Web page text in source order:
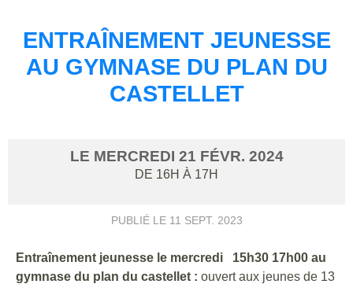
ENTRAÎNEMENT JEUNESSE
AU GYMNASE DU PLAN DU
CASTELLET
LE MERCREDI 21 FÉVR. 2024
DE 16H À 17H
PUBLIÉ LE 11 SEPT. 2023
Entraînement jeunesse le mercredi 15h30 17h00 au
gymnase du plan du castellet : ouvert aux jeunes de 13